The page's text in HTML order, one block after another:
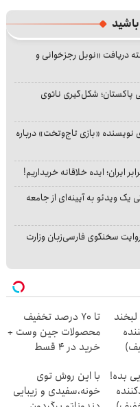
دریافت «نوبل رجزخوانی و
پاکستان؛ شکل‌گیری ناتوی
«بازی تاج‌وتخت» درباره
ایران؛ ایده خلاقانه خریداریم!
یک ویدئو به آیینه‌ای از جامعه
سخنگوی فارسی‌زبان وزارت
تا 70 درصد تخفیف
محصولات جین وست +
خرید در 4 قسط
بده!
با این روش توی
خونه،سفیدی و زیبایی